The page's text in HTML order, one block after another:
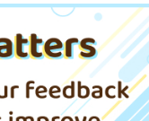
RE;frain
No.024
専売 1,572円（税込）
ゴールデンカムイ